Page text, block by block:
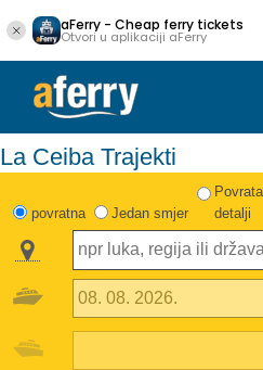
aFerry - Cheap ferry tickets
Otvori u aplikaciji aFerry
La Ceiba Trajekti
povratna Jedan smjer
detalji